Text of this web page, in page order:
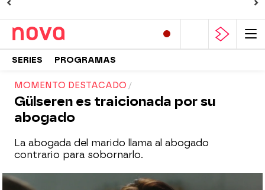
SERIES PROGRAMAS
MOMENTO DESTACADO
Gülseren es traicionada por su
abogado
La abogada del marido llama al abogado
contrario para sobornarlo.